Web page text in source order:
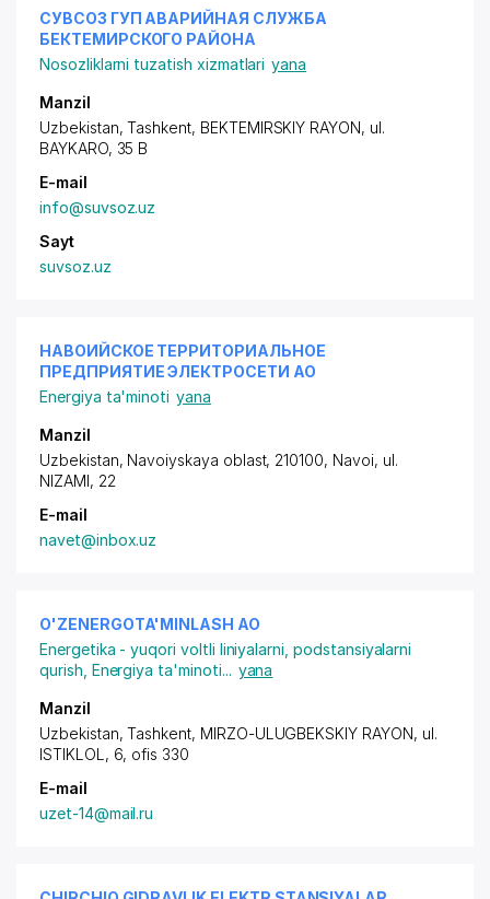
СУВСОЗ ГУП АВАРИЙНАЯ СЛУЖБА
БЕКТЕМИРСКОГО РАЙОНА
Nosozliklarni tuzatish xizmatlari yana
Manzil
Uzbekistan, Tashkent, BEKTEMIRSKIY RAYON, ul.
BAYKARO, 35 B
E-mail
info@suvsoz.uz
Sayt
suvsoz.uz
НАВОИЙСКОЕ ТЕРРИТОРИАЛЬНОЕ
ПРЕДПРИЯТИЕ ЭЛЕКТРОСЕТИ АО
Energiya ta'minoti yana
Manzil
Uzbekistan, Navoiyskaya oblast, 210100, Navoi, ul.
NIZAMI, 22
E-mail
navet@inbox.uz
O'ZENERGOTA'MINLASH АО
Energetika - yuqori voltli liniyalarni, podstansiyalarni
qurish Energiya ta'minoti... yana
Manzil
Uzbekistan, Tashkent, MIRZO-ULUGBEKSKIY RAYON, ul.
ISTIKLOL, 6, ofis 330
E-mail
uzet-14@mail.ru